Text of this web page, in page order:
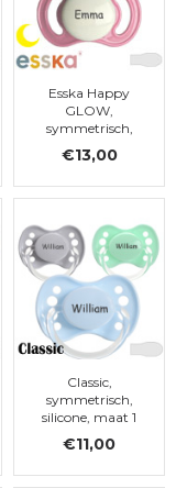
Esska Happy
GLOW,
symmetrisch,
silicoon, maat 1
€13,00
Classic,
symmetrisch,
silicone, maat 1
€11,00